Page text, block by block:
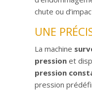
chute ou
UNE
La machine
pressionet
pression
pression